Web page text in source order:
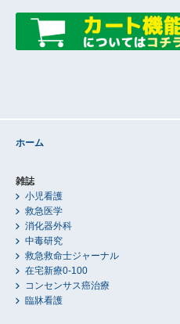
ホーム
雑誌
小児看護
救急医学
消化器外科
中毒研究
救急救命士ジャーナル
在宅新療0-100
コンセンサス癌治療
臨牀看護